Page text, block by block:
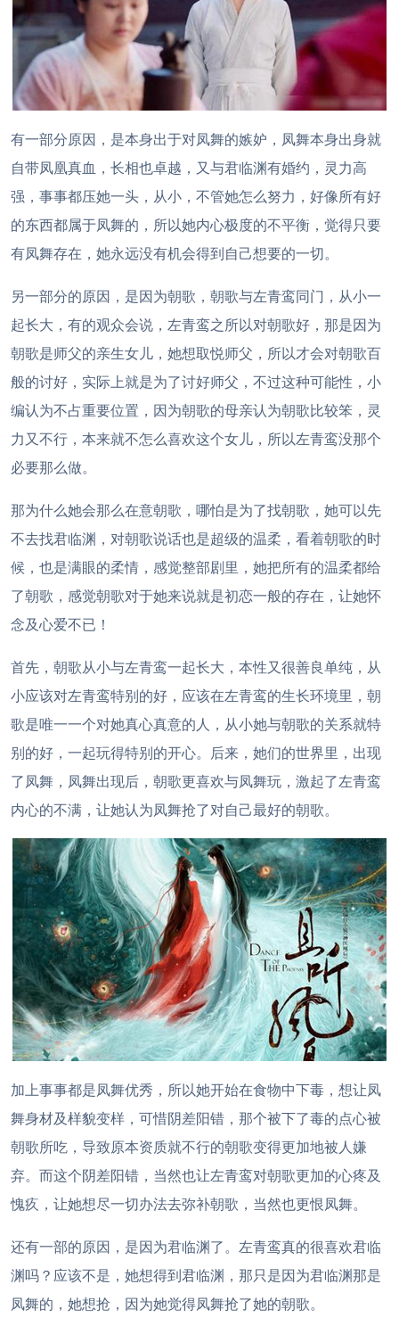
有一部分原因，是本身出于对凤舞的嫉妒，凤舞本身出身就
自带凤凰真血，长相也卓越，又与君临渊有婚约，灵力高
强，事事都压她一头，从小，不管她怎么努力，好像所有好
的东西都属于凤舞的，所以她内心极度的不平衡，觉得只要
有凤舞存在，她永远没有机会得到自己想要的一切。
另一部分的原因，是因为朝歌，朝歌与左青鸾同门，从小一
起长大，有的观众会说，左青鸾之所以对朝歌好，那是因为
朝歌是师父的亲生女儿，她想取悦师父，所以才会对朝歌百
般的讨好，实际上就是为了讨好师父，不过这种可能性，小
编认为不占重要位置，因为朝歌的母亲认为朝歌比较笨，灵
力又不行，本来就不怎么喜欢这个女儿，所以左青鸾没那个
必要那么做。
那为什么她会那么在意朝歌，哪怕是为了找朝歌，她可以先
不去找君临渊，对朝歌说话也是超级的温柔，看着朝歌的时
候，也是满眼的柔情，感觉整部剧里，她把所有的温柔都给
了朝歌，感觉朝歌对于她来说就是初恋一般的存在，让她怀
念及心爱不已！
首先，朝歌从小与左青鸾一起长大，本性又很善良单纯，从
小应该对左青鸾特别的好，应该在左青鸾的生长环境里，朝
歌是唯一一个对她真心真意的人，从小她与朝歌的关系就特
别的好，一起玩得特别的开心。后来，她们的世界里，出现
了凤舞，凤舞出现后，朝歌更喜欢与凤舞玩，激起了左青鸾
内心的不满，让她认为凤舞抢了对自己最好的朝歌。
加上事事都是凤舞优秀，所以她开始在食物中下毒，想让凤
舞身材及样貌变样，可惜阴差阳错，那个被下了毒的点心被
朝歌所吃，导致原本资质就不行的朝歌变得更加地被人嫌
弃。而这个阴差阳错，当然也让左青鸾对朝歌更加的心疼及
愧疚，让她想尽一切办法去弥补朝歌，当然也更恨凤舞。
还有一部的原因，是因为君临渊了。左青鸾真的很喜欢君临
渊吗？应该不是，她想得到君临渊，那只是因为君临渊那是
凤舞的，她想抢，因为她觉得凤舞抢了她的朝歌。